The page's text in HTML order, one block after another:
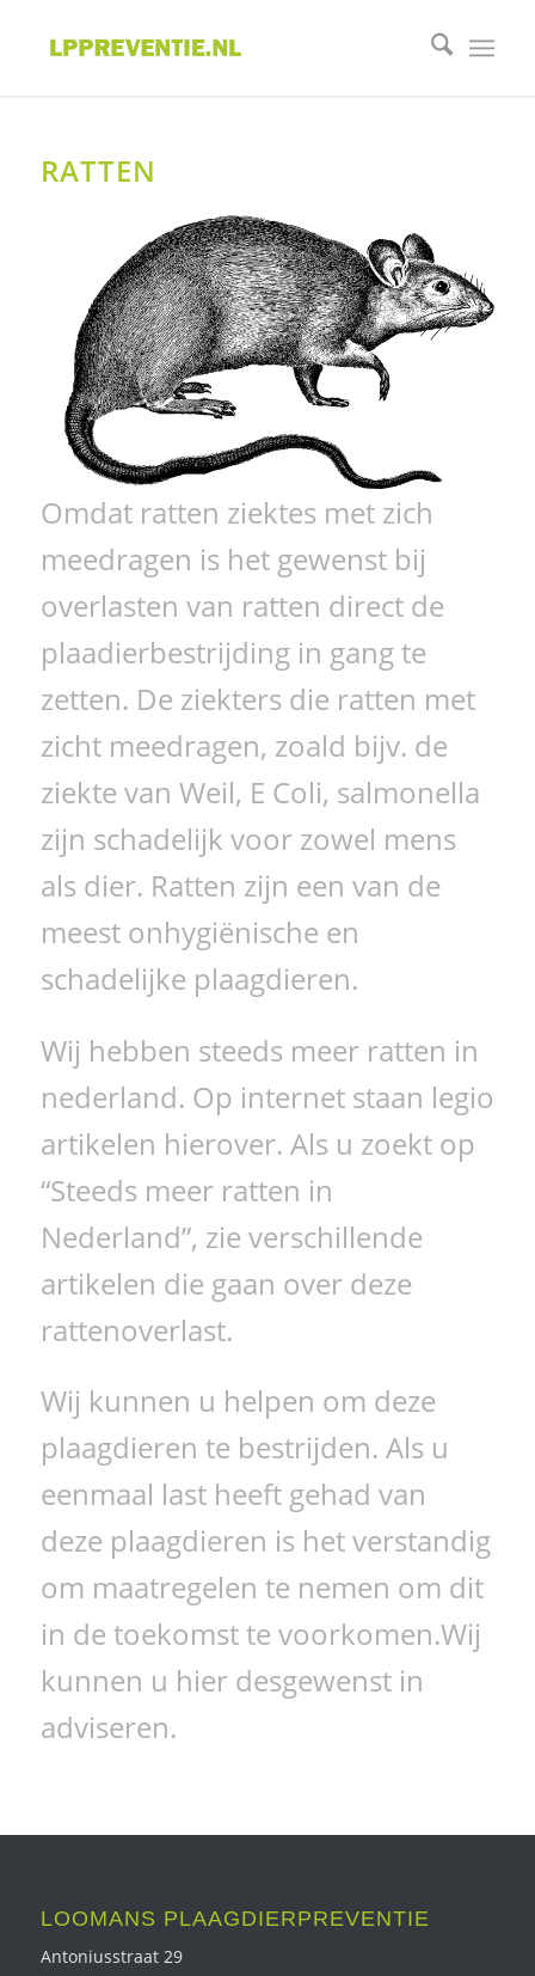
RATTEN
Omdat ratten ziektes met zich
meedragen is het gewenst bij
overlasten van ratten direct de
plaadierbestrijding in gang te
zetten. De ziekters die ratten met
zicht meedragen, zoald bijv. de
ziekte van Weil, E Coli, salmonella
zijn schadelijk voor zowel mens
als dier. Ratten zijn een van de
meest onhygiënische en
schadelijke plaagdieren.
Wij hebben steeds meer ratten in
nederland. Op internet staan legio
artikelen hierover. Als u zoekt op
“Steeds meer ratten in
Nederland”, zie verschillende
artikelen die gaan over deze
rattenoverlast.
Wij kunnen u helpen om deze
plaagdieren te bestrijden. Als u
eenmaal last heeft gehad van
deze plaagdieren is het verstandig
om maatregelen te nemen om dit
in de toekomst te voorkomen.Wij
kunnen u hier desgewenst in
adviseren.
LOOMANS PLAAGDIERPREVENTIE
Antoniusstraat 29